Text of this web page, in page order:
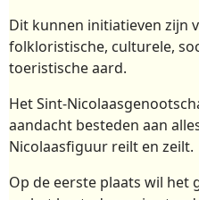
Dit kunnen initiatieven zijn
folkloristische, culturele,
toeristische aard.
Het Sint-
aandacht besteden aan
Nicolaasfiguur reilt en zeilt.
Op de eerste plaats wil het